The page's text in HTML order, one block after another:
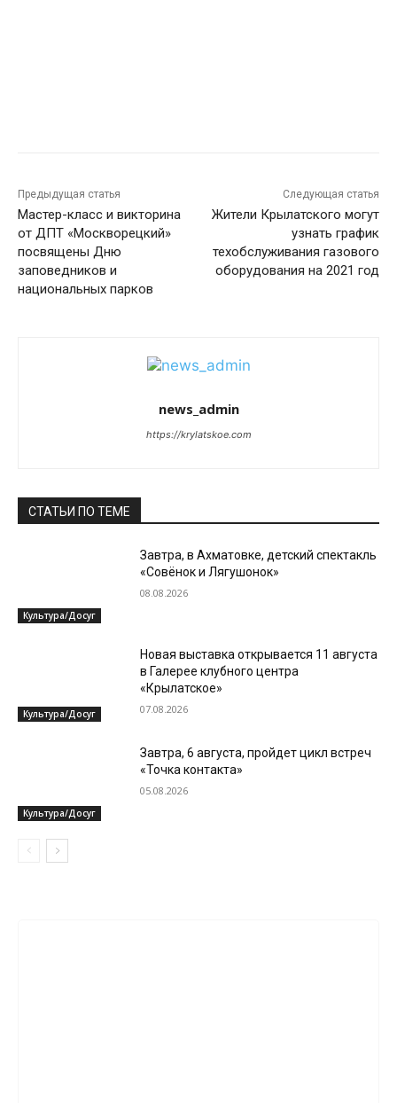
Предыдущая статья
Мастер-класс и викторина
от ДПТ «Москворецкий»
посвящены Дню
заповедников и
национальных парков
Следующая статья
Жители Крылатского могут
узнать график
техобслуживания газового
оборудования на 2021 год
news_admin
https://krylatskoe.com
СТАТЬИ ПО ТЕМЕ
Культура/Досуг
Завтра, в Ахматовке, детский спектакль
«Совёнок и Лягушонок»
08.08.2026
Культура/Досуг
Новая выставка открывается 11 августа
в Галерее клубного центра
«Крылатское»
07.08.2026
Культура/Досуг
Завтра, 6 августа, пройдет цикл встреч
«Точка контакта»
05.08.2026